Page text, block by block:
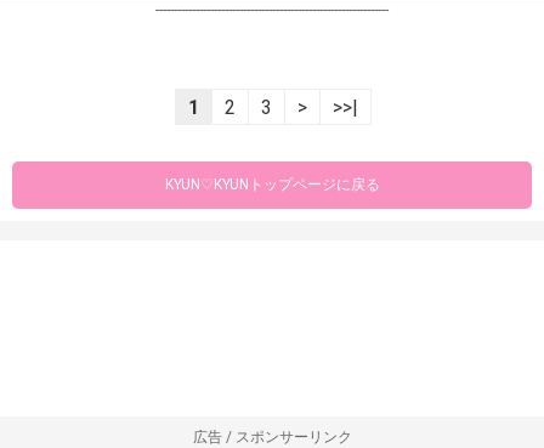
----------------------------------------------------------------
1 2 3 > >>|
KYUN♡KYUNトップページに戻る
広告 / スポンサーリンク